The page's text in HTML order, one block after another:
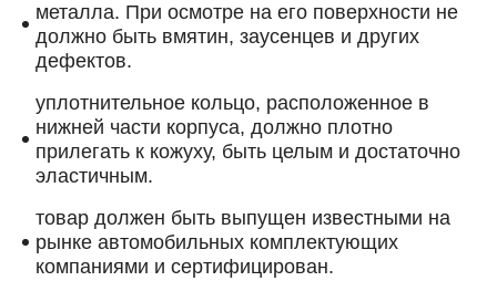
металла. При осмотре на его поверхности не
должно быть вмятин, заусенцев и других
дефектов.
уплотнительное кольцо, расположенное в
нижней части корпуса, должно плотно
прилегать к кожуху, быть целым и достаточно
эластичным.
товар должен быть выпущен известными на
рынке автомобильных комплектующих
компаниями и сертифицирован.